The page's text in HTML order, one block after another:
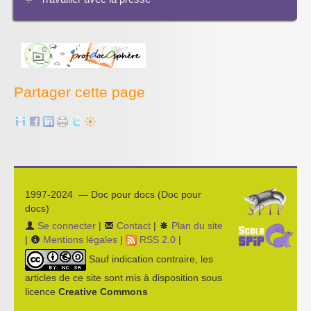
Enseigner la presse écrite
L’économie des médias
Partager cette page
1997-2024 — Doc pour docs (Doc pour
docs)
Se connecter | Contact |
Plan du site
|
Mentions légales | RSS 2.0 |
Sauf indication contraire, les
articles de ce site sont mis à disposition sous
licenceCreative Commons